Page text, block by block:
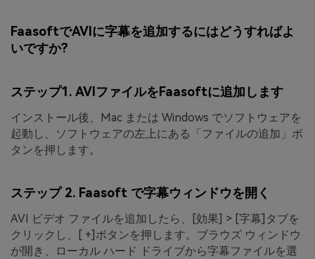
FaasoftでAVIに字幕を追加するにはどうすればよ
いですか?
ステップ1. AVIファイルをFaasoftに追加します
インストール後、Mac または Windows でソフトウェアを
起動し、ソフトウェアの左上にある 「ファイルの追加」ボ
タンを押します。
ステップ 2. Faasoft で字幕ウィンドウを開く
AVI ビデオ ファイルを追加したら、[効果] > [字幕] タブを
クリックし、[ +] ボタンを押します。ブラウズ ウィンドウ
が開き、ローカル ハード ドライブから字幕ファイルを選